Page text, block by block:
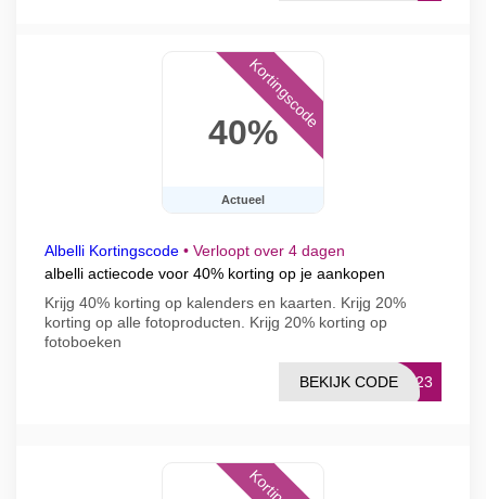
40%
Actueel
Kortingscode
Albelli Kortingscode • Verloopt over 4 dagen
albelli actiecode voor 40% korting op je aankopen
Krijg 40% korting op kalenders en kaarten. Krijg 20%
korting op alle fotoproducten. Krijg 20% korting op
fotoboeken
CT23
BEKIJK CODE